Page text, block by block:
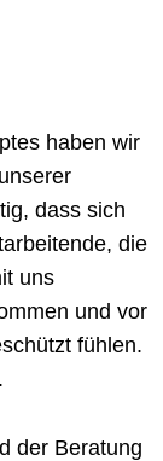
haben wir
dass sich
die
uns
und vor
fühlen.
der Beratung